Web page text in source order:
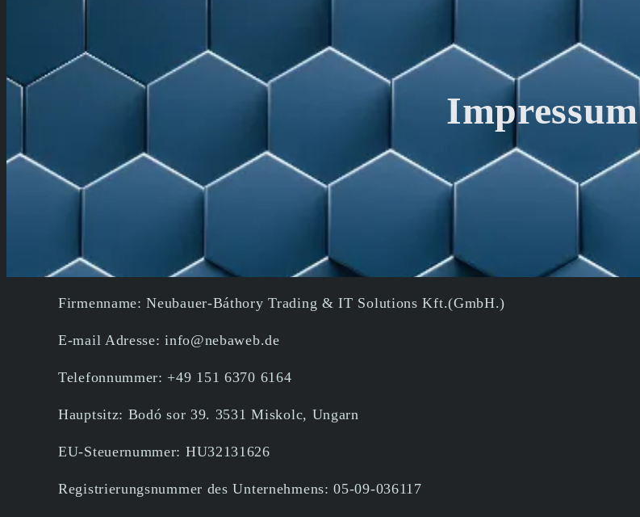
Impressum
Firmenname: Neubauer-Báthory Trading & IT Solutions Kft.(GmbH.)
E-mail Adresse: info@nebaweb.de
Telefonnummer: +49 151 6370 6164
Hauptsitz: Bodó sor 39. 3531 Miskolc, Ungarn
EU-Steuernummer: HU32131626
Registrierungsnummer des Unternehmens: 05-09-036117